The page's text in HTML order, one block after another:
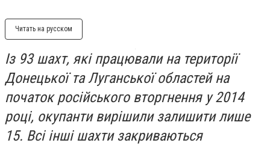
Читать на русском
Із 93 шахт, які працювали на території
Донецької та Луганської областей на
початок російського вторгнення у 2014
році, окупанти вирішили залишити лише
15. Всі інші шахти закриваються